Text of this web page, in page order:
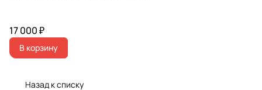
17 000 ₽
В корзину
Назад к списку